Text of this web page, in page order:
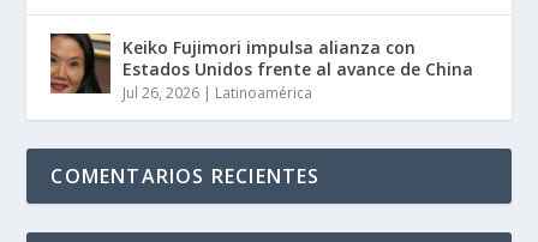
Keiko Fujimori impulsa alianza con
Estados Unidos frente al avance de China
Jul 26, 2026 | Latinoamérica
COMENTARIOS RECIENTES